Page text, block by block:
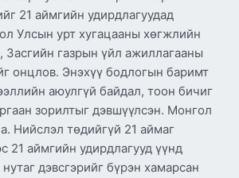
21 аймгийн удирдлагуудад
Улсын урт хугацааны хөгжлийн
Засгийн газрын үйл ажиллагааны
онцлов. Энэхүү бодлогын баримт
аюулгүй байдал, тоон бичиг
зорилтыг дэвшүүлсэн. Монгол
Нийслэл төдийгүй 21 аймаг
аймгийн удирдлагууд үүнд
дэвсгэрийг бүрэн хамарсан